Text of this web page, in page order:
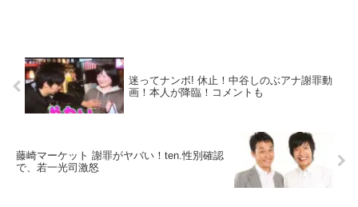
迷ってナンボ! 休止！中谷しのぶアナ謝罪動
画！本人が降臨！コメントも
藤崎マーケット 謝罪がヤバい！ten.性別確認
で、若一光司激怒